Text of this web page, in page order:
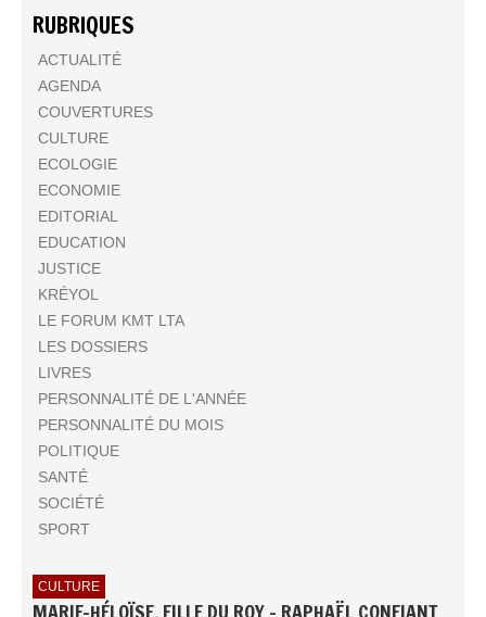
RUBRIQUES
ACTUALITÉ
AGENDA
COUVERTURES
CULTURE
ECOLOGIE
ECONOMIE
EDITORIAL
EDUCATION
JUSTICE
KRÉYOL
LE FORUM KMT LTA
LES DOSSIERS
LIVRES
PERSONNALITÉ DE L'ANNÉE
PERSONNALITÉ DU MOIS
POLITIQUE
SANTÉ
SOCIÉTÉ
SPORT
CULTURE